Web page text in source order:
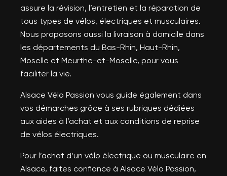
assure la révision, l’entretien et la réparation de
tous types de vélos, électriques et musculaires.
Nous proposons aussi la livraison à domicile dans
les départements du Bas-Rhin, Haut-Rhin,
Moselle et Meurthe-et-Moselle, pour vous
faciliter la vie.
Alsace Vélo Passion vous guide également dans
vos démarches grâce à ses rubriques dédiées
aux aides à l’achat et aux conditions de reprise
de vélos électriques.
Pour l’achat d’un vélo électrique ou musculaire en
Alsace, faites confiance à Alsace Vélo Passion,